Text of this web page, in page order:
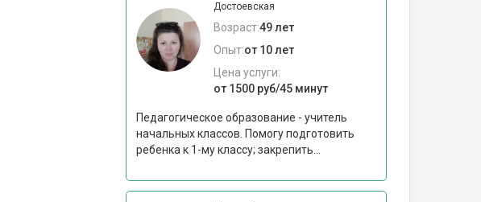
Достоевская
Возраст:49 лет
Опыт:от 10 лет
Цена услуги:
от 1500 руб/45 минут
Педагогическое образование - учитель
начальных классов. Помогу подготовить
ребенка к 1-му классу; закрепить...